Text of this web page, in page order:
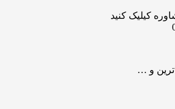
کیلیک کنید
و …